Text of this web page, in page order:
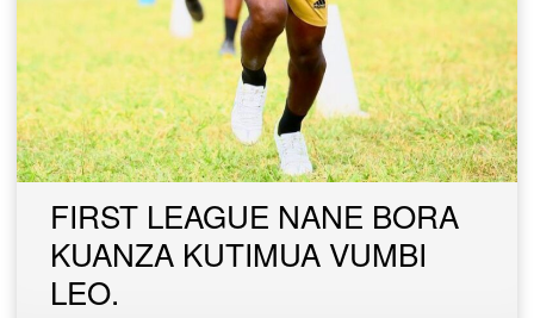
FIRST LEAGUE NANE BORA
KUANZA KUTIMUA VUMBI
LEO.